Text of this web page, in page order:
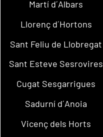
Martí d´Albars
Llorenç d´Hortons
Sant Feliu de Llobregat
Sant Esteve Sesrovires
Cugat Sesgarrigues
Sadurní d´Anoia
Vicenç dels Horts